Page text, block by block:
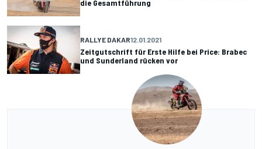
die Gesamtführung
RALLYE DAKAR12.01.2021
Zeitgutschrift für Erste Hilfe bei Price: Brabec
und Sunderland rücken vor